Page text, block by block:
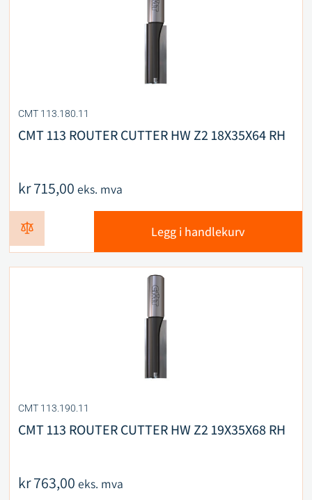
CMT 113.180.11
CMT 113 ROUTER CUTTER HW Z2 18X35X64 RH
kr715,00 eks. mva
Legg i handlekurv
CMT 113.190.11
CMT 113 ROUTER CUTTER HW Z2 19X35X68 RH
kr763,00 eks. mva